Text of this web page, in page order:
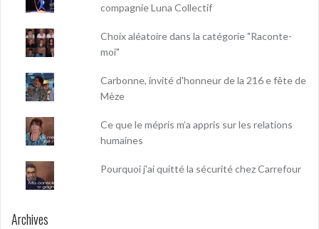
compagnie Luna Collectif
Choix aléatoire dans la catégorie "Raconte-
moi"
Carbonne, invité d'honneur de la 216 e fête de
Mèze
Ce que le mépris m’a appris sur les relations
humaines
Pourquoi j'ai quitté la sécurité chez Carrefour
Archives